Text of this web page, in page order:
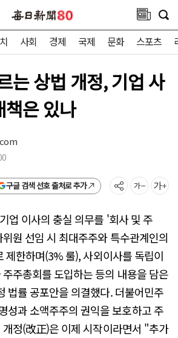
사회 경제 국제 문화 스포츠
는 상법 개정, 기업 사
책은 있나
구글 검색 선호 출처로 추가
업 이사의 충실 의무를 '회사 및 주
원 선임 시 최대주주와 특수관계인의
제한하며(3% 룰), 사외이사를 독립이
주총회를 도입하는 등의 내용을 담은
법률 공포안을 의결했다. 더불어민주
성과 소액주주의 권익을 보호하고 주
개정(改正)은 이제 시작이라면서 "추가